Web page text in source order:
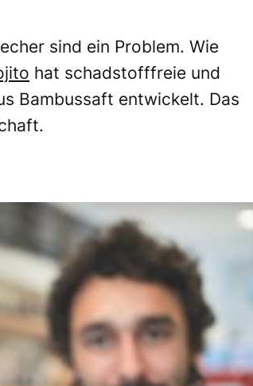
sind ein Problem. Wie
hat schadstofffreie und
Bambussaft entwickelt. Das